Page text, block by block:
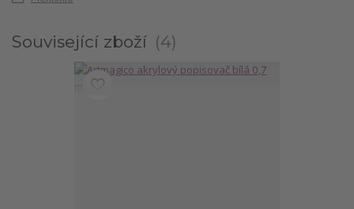
Související zboží 4